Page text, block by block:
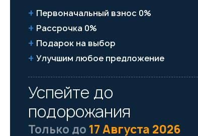
Первоначальный взнос 0%
Рассрочка 0%
Подарок на выбор
Улучшим любое предложение
Успейте до
подорожания
Только до 17 Августа 2026